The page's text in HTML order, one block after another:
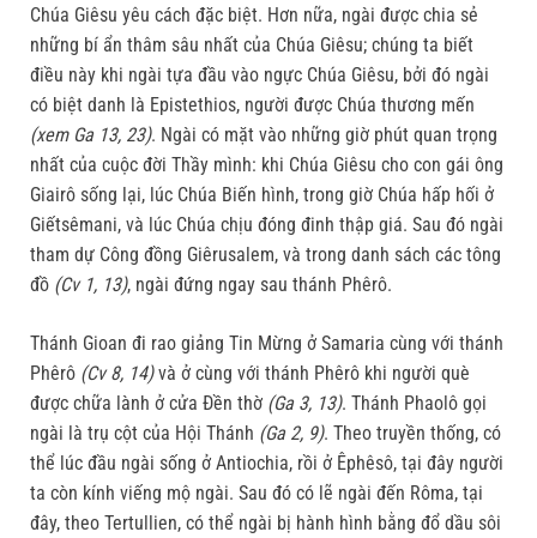
Chúa Giêsu yêu cách đặc biệt. Hơn nữa, ngài được chia sẻ
những bí ẩn thâm sâu nhất của Chúa Giêsu; chúng ta biết
điều này khi ngài tựa đầu vào ngực Chúa Giêsu, bởi đó ngài
có biệt danh là Epistethios, người được Chúa thương mến
(xem Ga 13, 23). Ngài có mặt vào những giờ phút quan trọng
nhất của cuộc đời Thầy mình: khi Chúa Giêsu cho con gái ông
Giairô sống lại, lúc Chúa Biến hình, trong giờ Chúa hấp hối ở
Giếtsêmani, và lúc Chúa chịu đóng đinh thập giá. Sau đó ngài
tham dự Công đồng Giêrusalem, và trong danh sách các tông
đồ (Cv 1, 13), ngài đứng ngay sau thánh Phêrô.
Thánh Gioan đi rao giảng Tin Mừng ở Samaria cùng với thánh
Phêrô (Cv 8, 14)và ở cùng với thánh Phêrô khi người què
được chữa lành ở cửa Đền thờ (Ga 3, 13). Thánh Phaolô gọi
ngài là trụ cột của Hội Thánh (Ga 2, 9). Theo truyền thống, có
thể lúc đầu ngài sống ở Antiochia, rồi ở Êphêsô, tại đây người
ta còn kính viếng mộ ngài. Sau đó có lẽ ngài đến Rôma, tại
đây, theo Tertullien, có thể ngài bị hành hình bằng đổ dầu sôi